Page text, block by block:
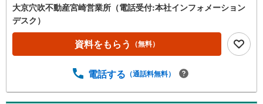
大京穴吹不動産宮崎営業所（電話受付:本社インフォメーション
デスク）
資料をもらう （無料）
電話する （通話料無料）